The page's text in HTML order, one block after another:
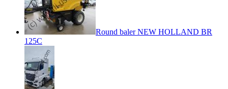
Round baler NEW HOLLAND BR
125C